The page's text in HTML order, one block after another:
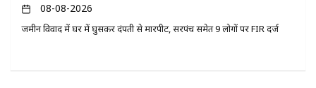
08-08-2026
जमीन विवाद में घर में घुसकर दंपती से मारपीट, सरपंच समेत 9 लोगों पर FIR दर्ज